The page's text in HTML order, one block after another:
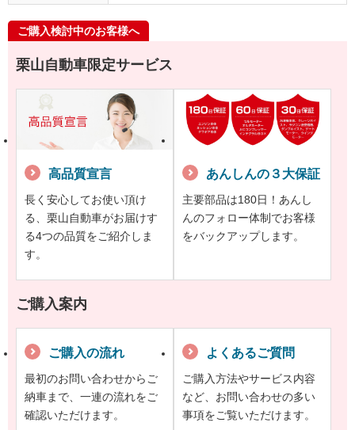
ご購入検討中のお客様へ
栗山自動車限定サービス
高品質宣言
長く安心してお使い頂け
る、栗山自動車がお届けす
る4つの品質をご紹介しま
す。
あんしんの３大保証
主要部品は180日！あんし
んのフォロー体制でお客様
をバックアップします。
ご購入案内
ご購入の流れ
最初のお問い合わせからご
納車まで、一連の流れをご
確認いただけます。
よくあるご質問
ご購入方法やサービス内容
など、お問い合わせの多い
事項をご覧いただけます。